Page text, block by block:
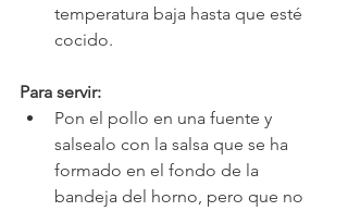
temperatura baja hasta que esté
cocido.
Para servir:
Pon el pollo en una fuente y
salsealo con la salsa que se ha
formado en el fondo de la
bandeja del horno, pero que no